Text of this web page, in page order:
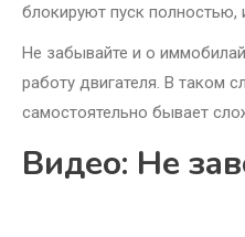
блокируют пуск полностью,
Не забывайте и о
работу двигателя. В таком
самостоятельно бывает
Видео: Не